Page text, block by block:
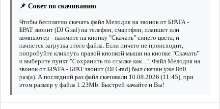
📌 Совет по скачиванию
Чтобы бесплатно скачать файл Мелодия на звонок от БРАТА -
БРАТ звонит (DJ Grad) на телефон, смартфон, планшет или
компьютер - нажмите на кнопку "Скачать" синего цвета, и
начнется загрузка этого файла. Если ничего не происходит,
попробуйте кликнуть правой кнопкой мыши на кнопке "Скачать"
и выберите пункт "Сохранить по ссылке как...". Файл Мелодия на
звонок от БРАТА - БРАТ звонит (DJ Grad) был скачан уже 860
раз(а). А последний раз файл скачивали 10.08.2026 (11:45), при
этом размер у файла 1.23Mb. Быстрей качайте и Вы!